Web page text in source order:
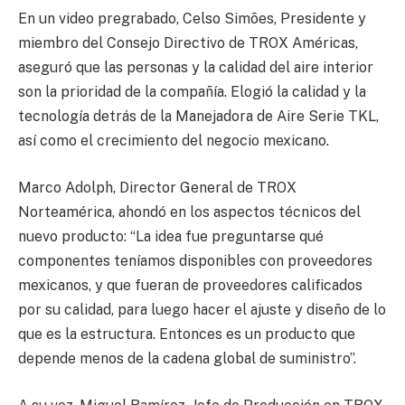
En un video pregrabado, Celso Simões, Presidente y
miembro del Consejo Directivo de TROX Américas,
aseguró que las personas y la calidad del aire interior
son la prioridad de la compañía. Elogió la calidad y la
tecnología detrás de la Manejadora de Aire Serie TKL,
así como el crecimiento del negocio mexicano.
Marco Adolph, Director General de TROX
Norteamérica, ahondó en los aspectos técnicos del
nuevo producto: “La idea fue preguntarse qué
componentes teníamos disponibles con proveedores
mexicanos, y que fueran de proveedores calificados
por su calidad, para luego hacer el ajuste y diseño de lo
que es la estructura. Entonces es un producto que
depende menos de la cadena global de suministro”.